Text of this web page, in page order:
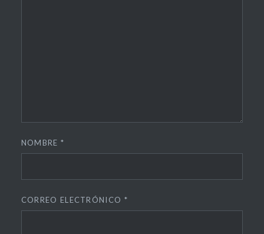
NOMBRE *
CORREO ELECTRÓNICO *